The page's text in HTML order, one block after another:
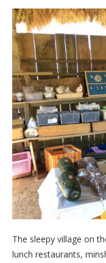
The sleepy village on
lunch restaurants,